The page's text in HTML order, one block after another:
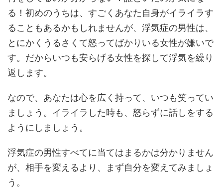
る！初めのうちは、すごくあなた自身がイライラす
ることもあるかもしれませんが、浮気症の男性は、
とにかくうるさくて怒ってばかりいる女性が嫌いで
す。だからいつも安らげる女性を探して浮気を繰り
返します。
なので、あなたは心を広く持って、いつも笑ってい
ましょう。イライラした時も、怒らずに話しをする
ようにしましょう。
浮気症の男性すべてに当てはまるかは分かりません
が、相手を変えるより、まず自分を変えてみましょ
う。